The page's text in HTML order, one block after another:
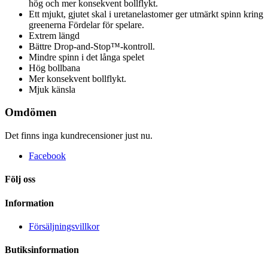
hög och mer konsekvent bollflykt.
Ett mjukt, gjutet skal i uretanelastomer ger utmärkt spinn kring
greenerna Fördelar för spelare.
Extrem längd
Bättre Drop-and-Stop™-kontroll.
Mindre spinn i det långa spelet
Hög bollbana
Mer konsekvent bollflykt.
Mjuk känsla
Omdömen
Det finns inga kundrecensioner just nu.
Facebook
Följ oss
Information
Försäljningsvillkor
Butiksinformation